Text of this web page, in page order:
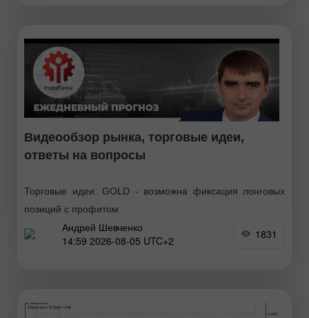
Видеообзор рынка, торговые идеи,
ответы на вопросы
Торговые идеи: GOLD - возможна фиксация лонговых
позиций с профитом
Андрей Шевченко
14:59 2026-08-05 UTC+2
1831